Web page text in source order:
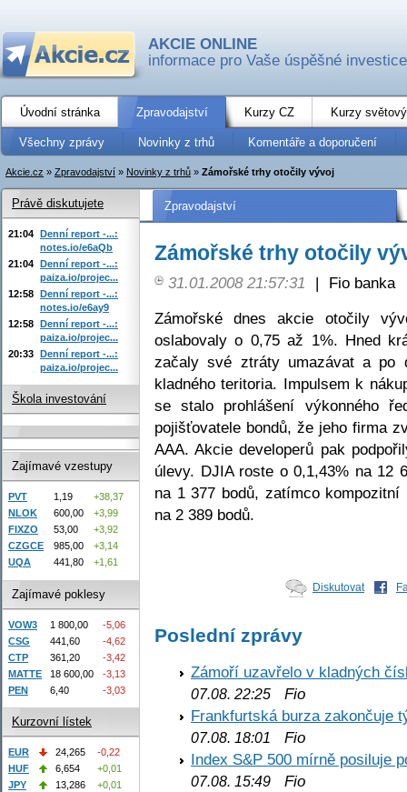
AKCIE ONLINE
informace pro Vaše úspěšné investice
Úvodní stránka Zpravodajství Kurzy CZ Kurzy
Všechny zprávy Novinky z trhů Komentáře a doporučení
Akcie.cz » Zpravodajství » Novinky z trhů » Zámořské trhy otočily vývoj
Zpravodajství
Zámořské trhy otočily
31.01.2008 21:57:31 |
Fio banka
Zámořské dnes akcie otočily
oslabovaly o 0,75 až 1%. Hned
začaly své ztráty umazávat a po
kladného teritoria. Impulsem k
se stalo prohlášení výkonného
pojišťovatele bondů, že jeho firma
AAA. Akcie developerů pak
úlevy. DJIA roste o 0,1,43% na 12
na 1 377 bodů, zatímco
na 2 389 bodů.
Diskutovat
Poslední zprávy
Zámoří uzavřelo v kladných
07.08. 22:25 Fio
Frankfurtská burza zakončuje
07.08. 18:01
Fio
Index S&P 500 mírně posiluje
07.08. 15:49 Fio
Právě diskutujete
21:04 Denní report -...:
notes.io/e6aQb
21:04 Denní report -...:
paiza.io/projec...
12:58 Denní report -...:
notes.io/e6ay9
12:58 Denní report -...:
paiza.io/projec...
20:33 Denní report -...:
paiza.io/projec...
Škola investování
Zajímavé vzestupy
PVT 1,19
+38,37
NLOK
600,00
+3,99
FIXZO
53,00
+3,92
CZGCE
985,00
+3,14
UQA
441,80 +1,61
Zajímavé poklesy
VOW3 1 800,00
-5,06
CSG
441,60
-4,62
CTP
361,20
-3,42
MATTE
18 600,00
-3,13
PEN
6,40 -3,03
Kurzovní lístek
EUR 24,265
-0,22
HUF
6,654
+0,01
JPY
13,286
+0,01